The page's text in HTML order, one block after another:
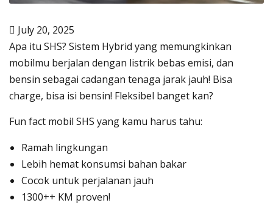
July 20, 2025
Apa itu SHS? Sistem Hybrid yang memungkinkan
mobilmu berjalan dengan listrik bebas emisi, dan
bensin sebagai cadangan tenaga jarak jauh! Bisa
charge, bisa isi bensin! Fleksibel banget kan?
Fun fact mobil SHS yang kamu harus tahu:
Ramah lingkungan
Lebih hemat konsumsi bahan bakar
Cocok untuk perjalanan jauh
1300++ KM proven!